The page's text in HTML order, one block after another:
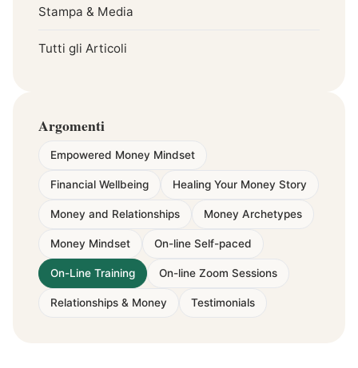
Stampa & Media
Tutti gli Articoli
Argomenti
Empowered Money Mindset
Financial Wellbeing Healing Your Money Story
Money and Relationships Money Archetypes
Money Mindset On-line Self-paced
On-Line Training On-line Zoom Sessions
Relationships & Money Testimonials